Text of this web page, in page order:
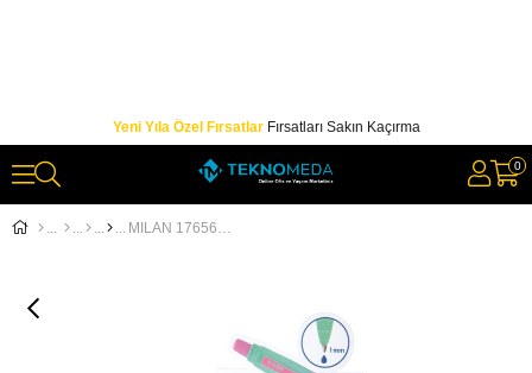
Yeni Yıla Özel FırsatlarFırsatları Sakın Kaçırma
0
MILAN 176568920SN COMPACT TÜKENMEZ KALEM(SUNSET) - 20ADET